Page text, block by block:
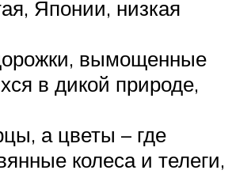
Японии, низкая
вымощенные
в дикой природе,
а цветы – где
колеса и телеги,